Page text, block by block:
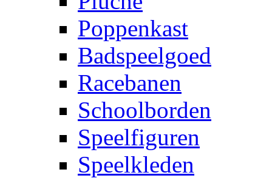
Poppenkast
Badspeelgoed
Racebanen
Schoolborden
Speelfiguren
Speelkleden